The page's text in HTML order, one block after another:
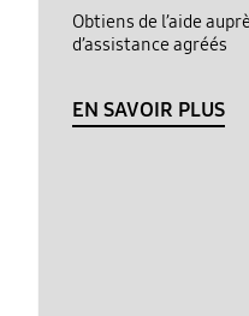
Obtiens de l’aide
d’assistance agréés
EN SAVOIR PLUS